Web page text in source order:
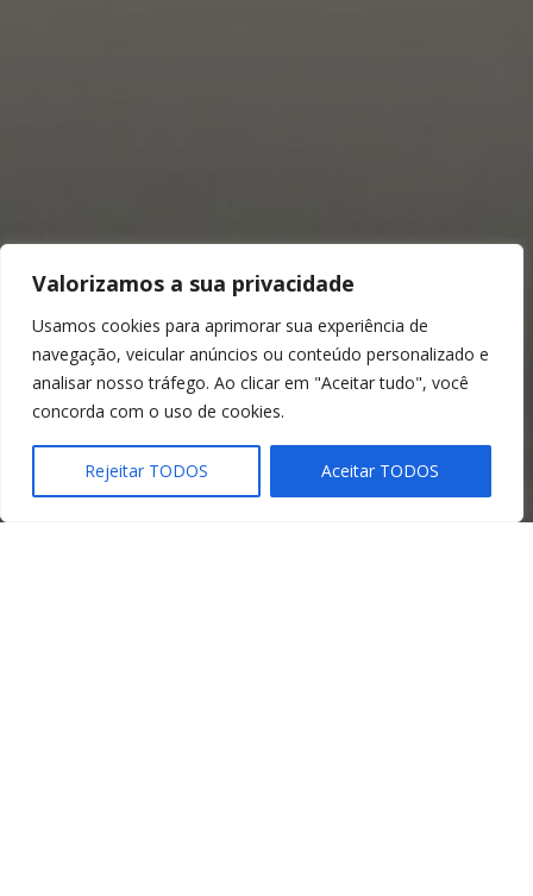
Valorizamos a sua privacidade
Usamos cookies para aprimorar sua experiência de
navegação, veicular anúncios ou conteúdo personalizado e
analisar nosso tráfego. Ao clicar em "Aceitar tudo", você
concorda com o uso de cookies.
Rejeitar TODOS Aceitar TODOS